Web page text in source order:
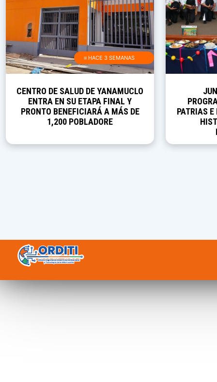
≡ HACE 3 SEMANAS
CENTRO DE SALUD DE YANAMUCLO
ENTRA EN SU ETAPA FINAL Y
PRONTO BENEFICIARÁ A MÁS DE
1,200 POBLADORE
PATRIAS